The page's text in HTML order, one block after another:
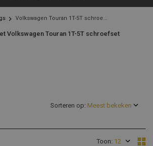
Volkswagen Touran 1T-5T schroe...
Volkswagen Touran 1T-5T schroefset
Toon:
Sorteren op: